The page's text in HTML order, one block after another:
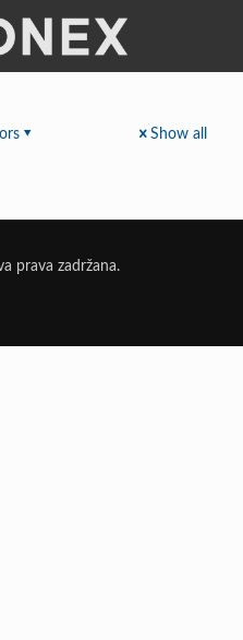
Show all
prava zadržana.